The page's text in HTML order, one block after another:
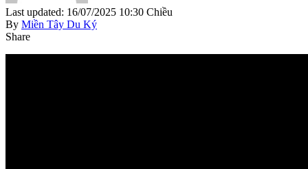
Last updated: 16/07/2025 10:30 Chiều
By Miền Tây Du Ký
Share